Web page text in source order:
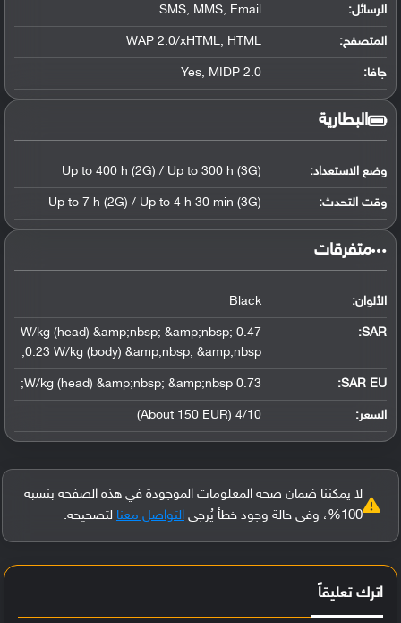
الرسائل: SMS, MMS, Email
المتصفح: WAP 2.0/xHTML, HTML
جافا: Yes, MIDP 2.0
البطارية
وضع الاستعداد: Up to 400 h (2G) / Up to 300 h (3G)
وقت التحدث: Up to 7 h (2G) / Up to 4 h 30 min (3G)
‏متفرقات‏
الألوان: Black
SAR
:
0.47 W/kg (head) &amp;nbsp; &amp;nbsp;
0.23 W/kg (body) &amp;nbsp; &amp;nbsp;
SAR EU:
0.73 W/kg (head) &amp;nbsp; &amp;nbsp;
السعر: 4/10 (About 150 EUR)
لا يمكننا ضمان صحة المعلومات الموجودة في هذه الصفحة بنسبة
100%، وفي حالة وجود خطأ يُرجى
التواصل معنا لتصحيحه.
اترك تعليقاً